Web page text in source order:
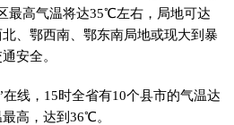
最高气温将达35℃左右，局地可达
、鄂西南、鄂东南局地或现大到暴
安全。
线，15时全省有10个县市的气温达
高，达到36℃。